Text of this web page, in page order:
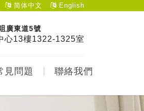
简体中文 English
廣東道5號
心13樓1322-1325室
見問題 聯絡我們